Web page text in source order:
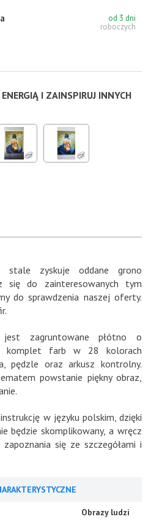
od 3 dni
roboczych
I ZAINSPIRUJ INNYCH
stale zyskuje oddane grono
się do zainteresowanych tym
do sprawdzenia naszej oferty.
zagruntowane płótno o
komplet farb w 28 kolorach
pędzle oraz arkusz kontrolny.
powstanie piękny obraz,
w języku polskim, dzięki
będzie skomplikowany, a wręcz
zapoznania się ze szczegółami i
Obrazy ludzi